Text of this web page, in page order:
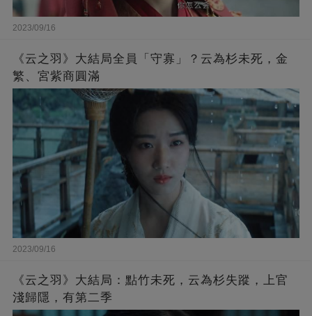
2023/09/16
《云之羽》大結局全員「守寡」？云為杉未死，金
繁、宮紫商圓滿
2023/09/16
《云之羽》大結局：點竹未死，云為杉失蹤，上官
淺歸隱，有第二季